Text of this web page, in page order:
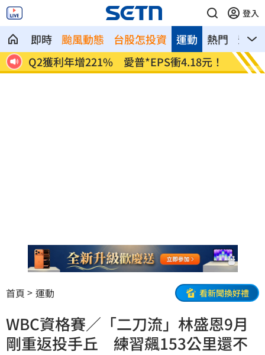
登入
即時 颱風動態 台股怎投資 熱門 影音
運動
！
宏福苑大火調查出爐！菸頭引燃施工雜物
定投
位！
首頁 運動 看新聞換好禮
WBC資格賽／「二刀流」林盛恩9月
剛重返投手丘 練習飆153公里還不